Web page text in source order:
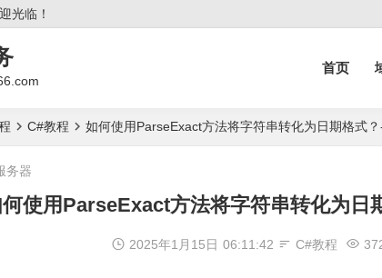
光临！
首页
C#教程 如何使用ParseExact方法将字符串转化为日期格式
使用ParseExact方法将字符串转化为日
2025年1月15日 06:11:42 C#教程